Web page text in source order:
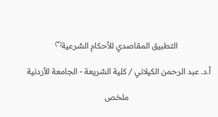
التطبيق المقاصدي للأحكام الشرعية(*)
أ.د. عبد الرحمن الكيلاني / كلية الشريعة - الجامعة الأردنية
ملخص